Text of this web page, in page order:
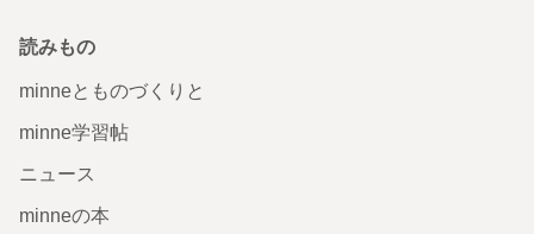
読みもの
minneとものづくりと
minne学習帖
ニュース
minneの本